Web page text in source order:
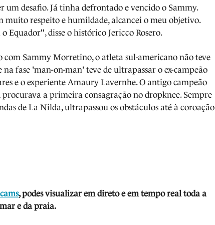
um desafio. Já tinha defrontado e vencido o Sammy.
muito respeito e humildade, alcancei o meu objetivo.
Equador", disse o histórico Jericco Rosero.
com Sammy Morretino, o atleta sul-americano não teve
fase 'man-on-man' teve de ultrapassar o ex-campeão
e o experiente Amaury Lavernhe. O antigo campeão
a primeira consagração no dropknee. Sempre
de La Nilda, ultrapassou os obstáculos até à coroação
, podes visualizar em direto e em tempo real toda a
e da praia.